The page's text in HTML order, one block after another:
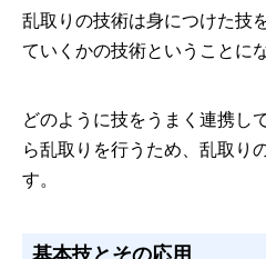
乱取りの技術は身につけた技
ていくかの技術ということに
どのように技をうまく連携し
ら乱取りを行うため、乱取り
す。